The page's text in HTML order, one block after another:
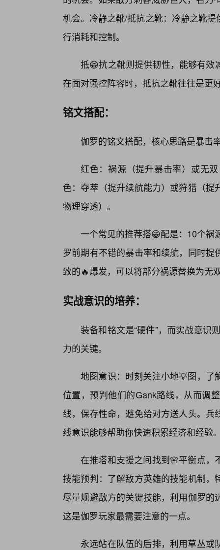
机会。冷静之靴/抵抗之靴：冷静之靴
行消耗和控制。
抵😁抗之靴则提供韧性，能够有效
在面对强控阵容时，抵抗之靴往往是更
铭文搭配：
伽罗的铭文搭配，核心思路是暴击
红色：祸源（提升暴击率）或无
色：夺萃（提升续航能力）或狩猎（
物理穿透）。
一个常见的推荐搭😁配是：10个祸
罗前期有不错的暴击率和续航，同时
致的🔥爆发，可以将部分祸源替换为无
实战意识的培养：
装备和铭文是“硬件”，而实战意识
力的关键。
地图意识：时刻关注小地💡图，了
位置，预判他们的Gank路线，从而调
线，保存性命，避免给对方送人头。
线意识能够帮助你快速积累经济和经验
在推塔和支援之间找到🌸平衡点，
技能预判：了解敌方英雄的技能机制
尽量规避敌方的关键技能，利用伽罗
这是伽罗玩家最需要注意的一点。
永远站在队伍的后排，利用草丛